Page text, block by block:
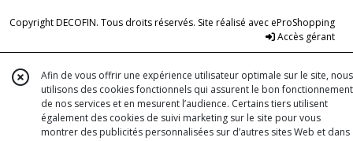
Copyright DECOFIN. Tous droits réservés. Site réalisé avec eProShopping
Accès gérant
Afin de vous offrir une expérience utilisateur optimale sur le site, nous
utilisons des cookies fonctionnels qui assurent le bon fonctionnement
de nos services et en mesurent l’audience. Certains tiers utilisent
également des cookies de suivi marketing sur le site pour vous
montrer des publicités personnalisées sur d’autres sites Web et dans